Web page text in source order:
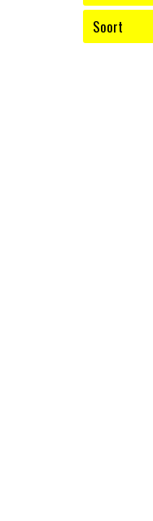
Soort